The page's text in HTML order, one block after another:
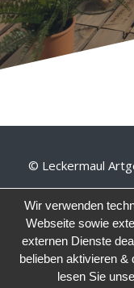
© Leckermaul
Wir verwenden
Webseite sowie
externen Dienste
belieben aktivieren &
lesen Sie